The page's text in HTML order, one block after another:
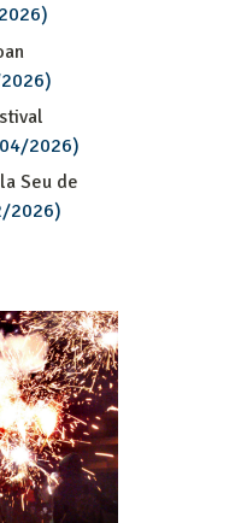
2026)
Seu de
2026)